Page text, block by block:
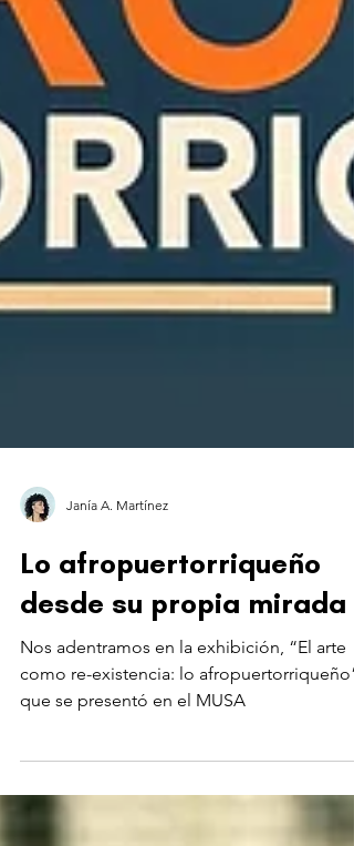
Janía A. Martínez
Lo afropuertorriqueño
desde su propia mirada
Nos adentramos en la exhibición, “El arte
como re-existencia: lo afropuertorriqueño”,